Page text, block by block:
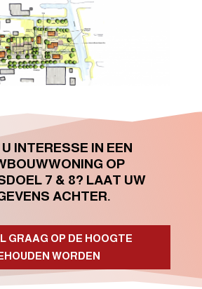
INTERESSE IN EEN
OP
7 & 8? LAAT UW
ACHTER.
GRAAG OP DE HOOGTE
WORDEN